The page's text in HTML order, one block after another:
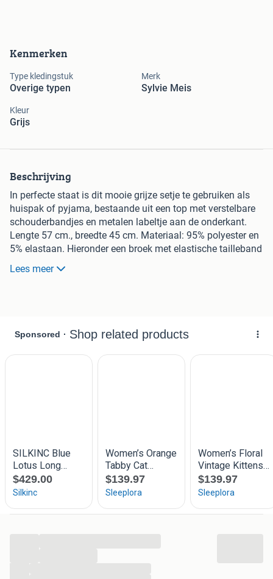
Kenmerken
Type kledingstuk
Overige typen
Merk
Sylvie Meis
Kleur
Grijs
Beschrijving
In perfecte staat is dit mooie grijze setje te gebruiken als
huispak of pyjama, bestaande uit een top met verstelbare
schouderbandjes en metalen labeltje aan de onderkant.
Lengte 57 cm., breedte 45 cm. Materiaal: 95% polyester en
5% elastaan. Hieronder een broek met elastische tailleband
en koordje om op maat te strikken. Metalen labeltje onder
de tailleband. Lengte 101 cm., binnenbeenlengte 73 cm.,
Lees meer